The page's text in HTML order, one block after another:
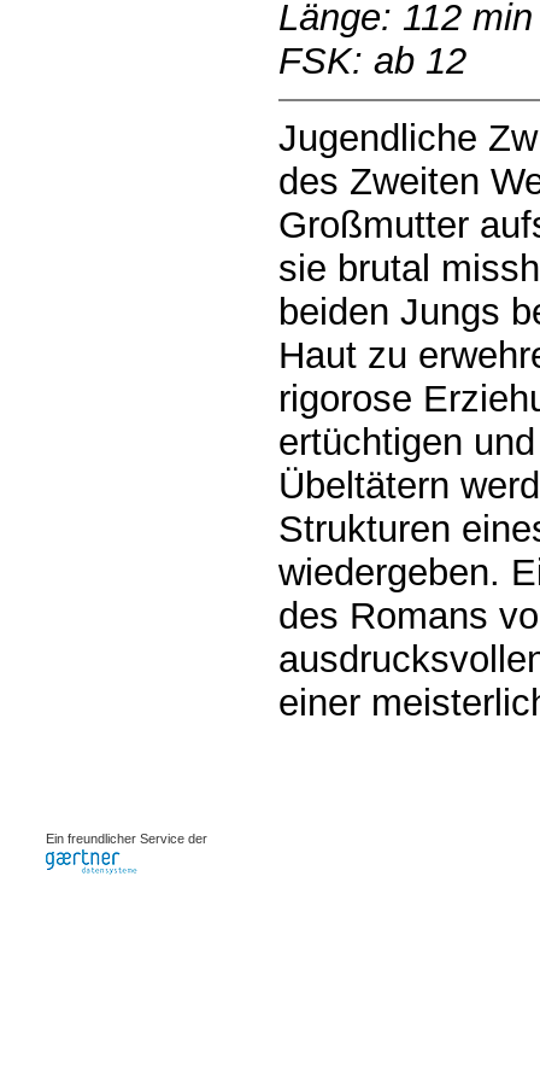
Länge: 112 min
FSK: ab 12
Jugendliche
des Zweiten
Großmutter
sie brutal
beiden Jungs
Haut zu
rigorose
ertüchtigen
Übeltätern
Strukturen
wiedergeben.
des Romans
einer
Ein freundlicher Service der